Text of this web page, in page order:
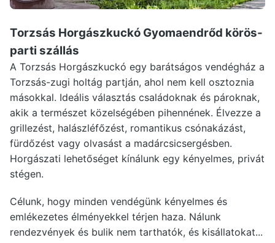
Torzsás Horgászkuckó Gyomaendrőd körös-
parti szállás
A Torzsás Horgászkuckó egy barátságos vendégház a
Torzsás-zugi holtág partján, ahol nem kell osztoznia
másokkal. Ideális választás családoknak és pároknak,
akik a természet közelségében pihennének. Élvezze a
grillezést, halászléfőzést, romantikus csónakázást,
fürdőzést vagy olvasást a madárcsicsergésben.
Horgászati lehetőséget kínálunk egy kényelmes, privát
stégen.
Célunk, hogy minden vendégünk kényelmes és
emlékezetes élményekkel térjen haza. Nálunk
rendezvények és bulik nem tarthatók, és kisállatokat...